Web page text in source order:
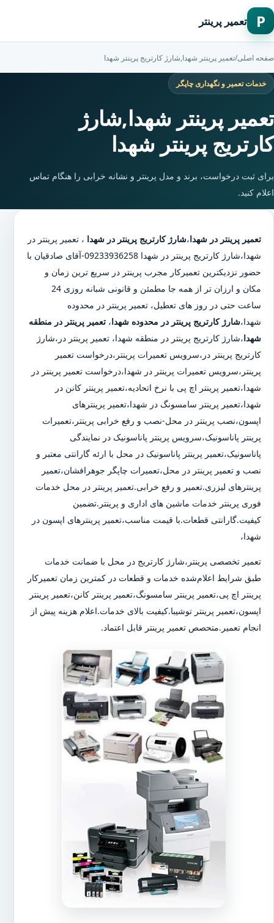
P تعمیر پرینتر
صفحه اصلی/تعمیر پرینتر شهدا,شارژ کارتریج پرینتر شهدا
خدمات تعمیر و نگهداری چاپگر
تعمیر پرینتر شهدا,شارژ
کارتریج پرینتر شهدا
برای ثبت درخواست، برند و مدل پرینتر و نشانه خرابی را هنگام تماس
اعلام کنید.
تعمیر پرینتر در شهدا،شارژ کارتریج پرینتر در شهدا ، تعمیر پرینتر در
شهدا،شارژ کارتریج پرینتر در شهدا
09233936258-آقای صادقیان با
حضور نزدیکترین تعمیرکار مجرب پرینتر در سریع ترین زمان و
مکان و ارزان تر از همه جا مطمئن و قانونی شبانه روزی 24
ساعت حتی در روز های تعطیل، تعمیر پرینتر در محدوده
شهدا،شارژ کارتریج پرینتر در محدوده شهدا، تعمیر پرینتر در منطقه
شهدا،شارژ کارتریج پرینتر در منطقه شهدا، تعمیر پرینتر در،شارژ
کارتریج پرینتر در،سرویس تعمیرات پرینتر،درخواست تعمیر
پرینتر،سرویس تعمیرات پرینتر در شهدا،درخواست تعمیر پرینتر در
شهدا،تعمیر پرینتر اچ پی با نرخ اتحادیه،تعمیر پرینتر کانن در
شهدا،تعمیر پرینتر سامسونگ در شهدا،تعمیر پرینترهای
اپسون،نصب پرینتر در محل-نصب و رفع خرابی پرینتر،تعمیرات
پرینتر پاناسونیک،سرویس پرینتر پاناسونیک در نمایندگی
پاناسونیک،تعمیر پرینتر پاناسونیک در محل با ارئه گارانتی معتبر و
نصب و تعمیر پرینتر در محل،تعمیرات چاپگر جوهرافشان،تعمیر
پرینترهای لیزری.تعمیر و رفع خرابی.تعمیر پرینتر در محل خدمات
فوری پرینتر خدمات ماشین های اداری و پرینتر.تضمین
کیفیت.گارانتی قطعات.با قیمت مناسب،تعمیر پرینترهای اپسون در
شهدا،
تعمیر تخصصی پرینتر،شارژ کارتریج در محل با ضمانت خدمات
طبق شرایط اعلام‌شده خدمات و قطعات در کمترین زمان تعمیرکار
پرینتر اچ پی،تعمیر پرینتر سامسونگ،تعمیر پرینتر کانن،تعمیر پرینتر
اپسون،تعمیر پرینتر توشیبا.کیفیت بالای خدمات.اعلام هزینه پیش از
انجام تعمیر.متحصص تعمیر پرینتر قابل اعتماد.